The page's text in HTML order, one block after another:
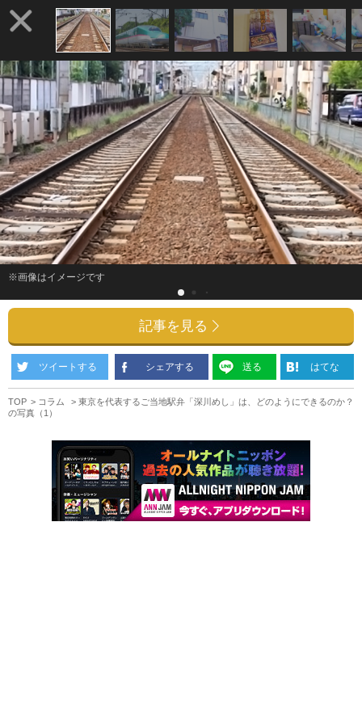
※画像はイメージです
記事を見る
ツイートする シェアする 送る はてな
TOP コラム
東京を代表するご当地駅弁「深川めし」は、どのようにできるのか？
の写真（1）